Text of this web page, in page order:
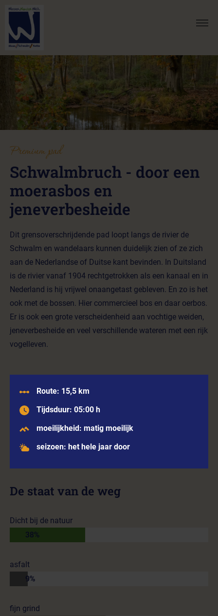
Premium pad
Schwalmbruch - door een
moerasbos en
jeneverbesheide
Dit grensoverschrijdende pad loopt langs de rivier de
Schwalm en wandelaars kunnen duidelijk zien of ze zich
aan de Nederlandse of Duitse kant bevinden. In Duitsland
is de rivier vanaf 1904 rechtgetrokken als een kanaal en in
Nederland is hij vrijwel onaangetast gebleven. En zo is het
ook met de bossen. Hier commercieel bos en daar oerbos.
Er is ook een grote verscheidenheid aan vochtige weiden,
jeneverbesheide en veel verschillende wateren met een rijk
vogelleven.
Route: 15,5 km
Tijdsduur: 05:00 h
moeilijkheid: matig moeilijk
seizoen: het hele jaar door
De staat van de weg
Dicht bij de natuur
38%
asfalt
9%
fijn grind